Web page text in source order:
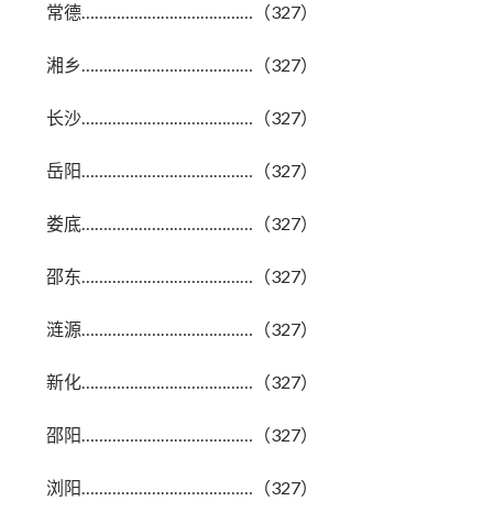
常德…………………………………（327）
湘乡…………………………………（327）
长沙…………………………………（327）
岳阳…………………………………（327）
娄底…………………………………（327）
邵东…………………………………（327）
涟源…………………………………（327）
新化…………………………………（327）
邵阳…………………………………（327）
浏阳…………………………………（327）